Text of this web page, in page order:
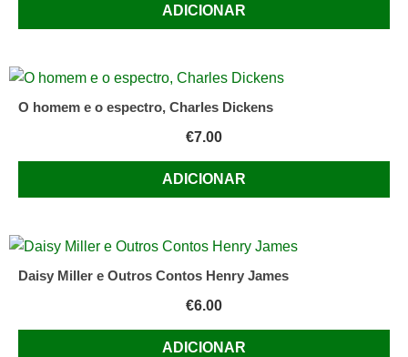
ADICIONAR
O homem e o espectro, Charles Dickens
€7.00
ADICIONAR
Daisy Miller e Outros Contos Henry James
€6.00
ADICIONAR